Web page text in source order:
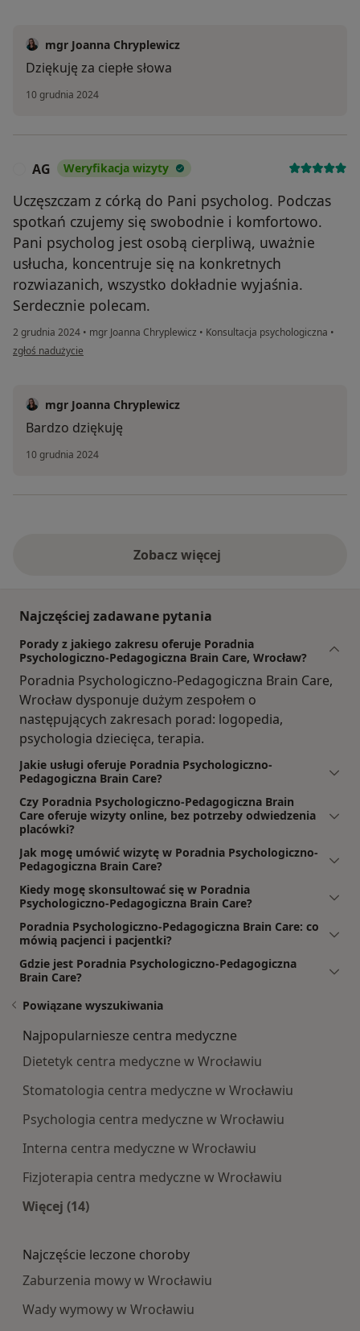
mgr Joanna Chryplewicz
Dziękuję za ciepłe słowa
10 grudnia 2024
AG Weryfikacja wizyty
Uczęszczam z córką do Pani psycholog. Podczas
spotkań czujemy się swobodnie i komfortowo.
Pani psycholog jest osobą cierpliwą, uważnie
usłucha, koncentruje się na konkretnych
rozwiazanich, wszystko dokładnie wyjaśnia.
Serdecznie polecam.
2 grudnia 2024 • mgr Joanna Chryplewicz • Konsultacja psychologiczna •
w opinii użytkownika AG
zgłoś nadużycie
mgr Joanna Chryplewicz
Bardzo dziękuję
10 grudnia 2024
Zobacz więcej
Najczęściej zadawane pytania
Porady z jakiego zakresu oferuje Poradnia
Psychologiczno-Pedagogiczna Brain Care, Wrocław?
Poradnia Psychologiczno-Pedagogiczna Brain Care,
Wrocław dysponuje dużym zespołem o
następujących zakresach porad: logopedia,
psychologia dziecięca, terapia.
Jakie usługi oferuje Poradnia Psychologiczno-
Pedagogiczna Brain Care?
Czy Poradnia Psychologiczno-Pedagogiczna Brain
Care oferuje wizyty online, bez potrzeby odwiedzenia
placówki?
Jak mogę umówić wizytę w Poradnia Psychologiczno-
Pedagogiczna Brain Care?
Kiedy mogę skonsultować się w Poradnia
Psychologiczno-Pedagogiczna Brain Care?
Poradnia Psychologiczno-Pedagogiczna Brain Care: co
mówią pacjenci i pacjentki?
Gdzie jest Poradnia Psychologiczno-Pedagogiczna
Brain Care?
Powiązane wyszukiwania
Najpopularniesze centra medyczne
Dietetyk centra medyczne w Wrocławiu
Stomatologia centra medyczne w Wrocławiu
Psychologia centra medyczne w Wrocławiu
Interna centra medyczne w Wrocławiu
Fizjoterapia centra medyczne w Wrocławiu
Więcej (14)
Najczęście leczone choroby
Zaburzenia mowy w Wrocławiu
Wady wymowy w Wrocławiu